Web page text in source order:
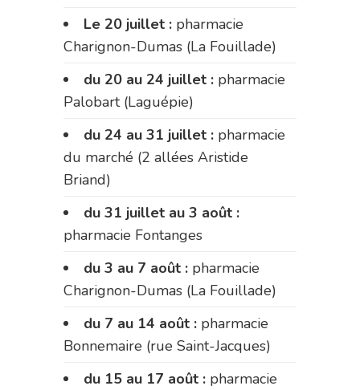
Le 20 juillet : pharmacie
Charignon-Dumas (La Fouillade)
du 20 au 24 juillet : pharmacie
Palobart (Laguépie)
du 24 au 31 juillet : pharmacie
du marché (2 allées Aristide
Briand)
du 31 juillet au 3 août :
pharmacie Fontanges
du 3 au 7 août : pharmacie
Charignon-Dumas (La Fouillade)
du 7 au 14 août : pharmacie
Bonnemaire (rue Saint-Jacques)
du 15 au 17 août : pharmacie